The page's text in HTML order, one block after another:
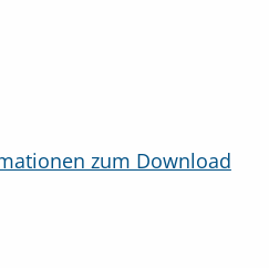
zum Download